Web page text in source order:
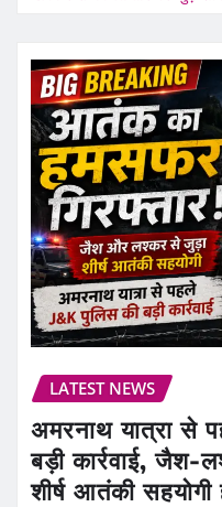
LATEST NEWS
अमरनाथ यात्रा से
बड़ी कार्रवाई,
शीर्ष आतंकी सहयोगी